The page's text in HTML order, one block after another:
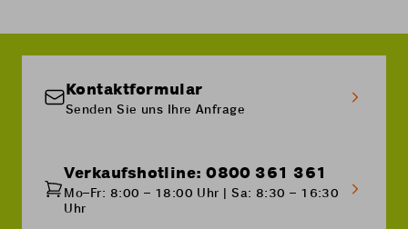
verfallen Ihre mobilen Daten nicht.
Rufnummernübertragung oder einem
Inhaberwechsel geht das verbleibende
Hinweis:Nur die in der Schweiz gültigen Daten
haben kein Ablaufdatum. Die in der EU/UK
verfügbaren Datenvolumen sind nicht
Kontaktformular
Senden Sie uns Ihre Anfrage
Verkaufshotline: 0800 361 361
Mo–Fr: 8:00 – 18:00 Uhr | Sa: 8:30 – 16:30
Uhr